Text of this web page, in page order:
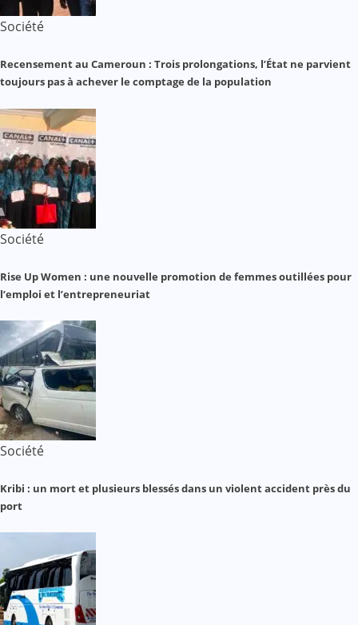
Société
Recensement au Cameroun : Trois prolongations, l’État ne parvient
toujours pas à achever le comptage de la population
Société
Rise Up Women : une nouvelle promotion de femmes outillées pour
l’emploi et l’entrepreneuriat
Société
Kribi : un mort et plusieurs blessés dans un violent accident près du
port